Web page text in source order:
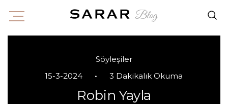
Söyleşiler
15-3-2024
• 3 Dakikalık Okuma
Robin Yayla